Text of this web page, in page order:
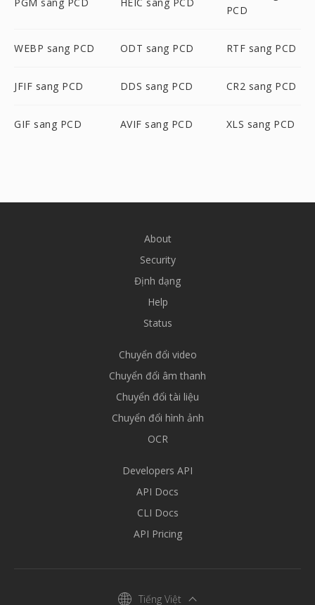
PCD
WEBP sang PCD ODT sang PCD RTF sang PCD
JFIF sang PCD DDS sang PCD CR2 sang PCD
GIF sang PCD AVIF sang PCD XLS sang PCD
About
Security
Định dạng
Help
Status
Chuyển đổi video
Chuyển đổi âm thanh
Chuyển đổi tài liệu
Chuyển đổi hình ảnh
OCR
Developers API
API Docs
CLI Docs
API Pricing
Tiếng Việt